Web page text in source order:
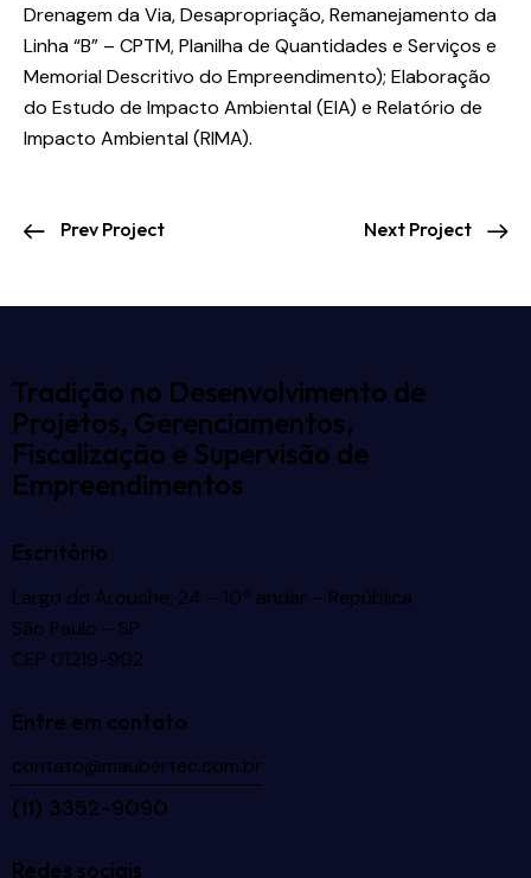
Drenagem da Via, Desapropriação, Remanejamento da
Linha “B” – CPTM, Planilha de Quantidades e Serviços e
Memorial Descritivo do Empreendimento); Elaboração
do Estudo de Impacto Ambiental (EIA) e Relatório de
Impacto Ambiental (RIMA).
Prev Project Next Project
Tradição no Desenvolvimento de
Projetos, Gerenciamentos,
Fiscalização e Supervisão de
Empreendimentos
Escritório
Largo do Arouche, 24 – 10º andar – República
São Paulo – SP
CEP 01219-902
Entre em contato
contato@maubertec.com.br
(11) 3352-9090
Redes sociais